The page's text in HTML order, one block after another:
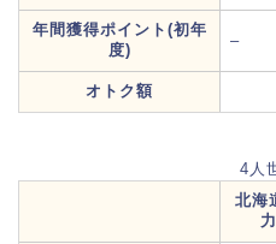
年間獲得ポイント(初年
度)
–
オトク額
4人
北海
力